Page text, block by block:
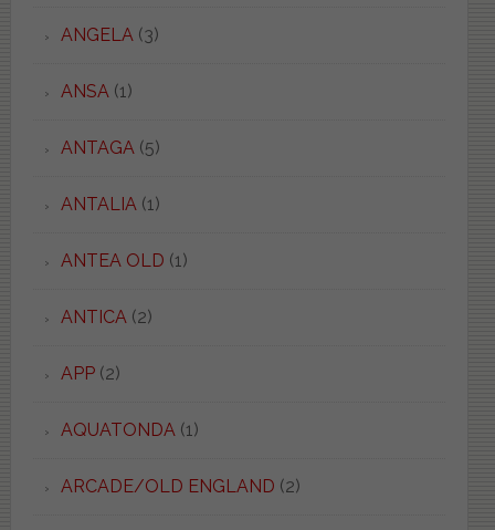
ANGELA (3)
ANSA (1)
ANTAGA (5)
ANTALIA (1)
ANTEA OLD (1)
ANTICA (2)
APP(2)
AQUATONDA (1)
ARCADE/OLD ENGLAND (2)